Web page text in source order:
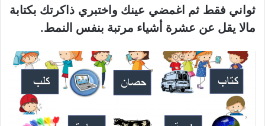
ثواني فقط ثم اغمضي عينك واختبري ذاكرتك بكتابة
مالا يقل عن عشرة أشياء مرتبة بنفس النمط.